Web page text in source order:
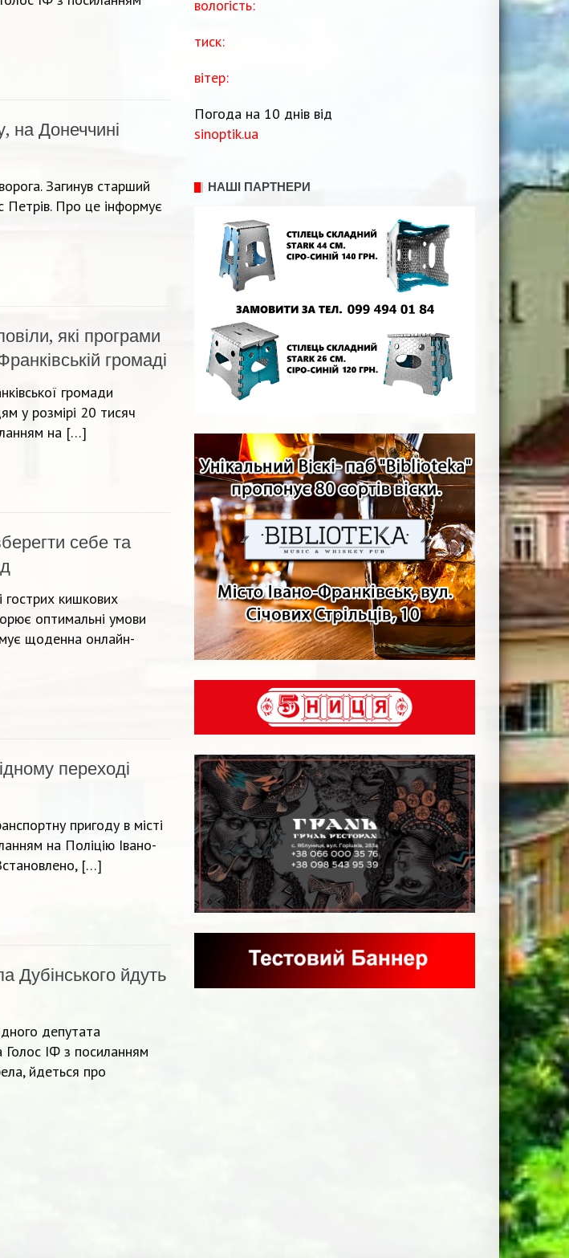
на Донеччині
Загинув старший
Петрів. Про це інформує
які програми
громаді
громади
у розмірі 20 тисяч
на […]
себе та
гострих кишкових
оптимальні умови
щоденна онлайн-
переході
пригоду в місті
на Поліцію Івано-
[…]
Дубінського йдуть
депутата
ІФ з посиланням
йдеться про
вологість:
тиск:
вітер:
Погода на 10 днів від
sinoptik.ua
НАШІ ПАРТНЕРИ